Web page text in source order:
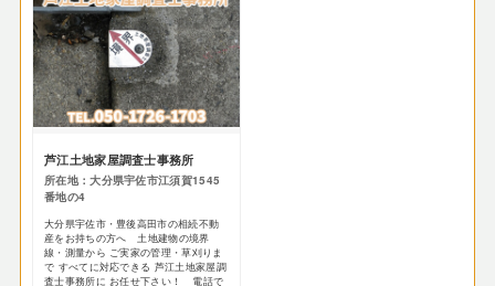
芦江土地家屋調査士事務所
所在地：大分県宇佐市江須賀1545
番地の4
大分県宇佐市・豊後高田市の相続不動
産をお持ちの方へ 土地建物の境界
線・測量から ご実家の管理・草刈りま
で すべてに対応できる 芦江土地家屋調
査士事務所に お任せ下さい！ 電話で